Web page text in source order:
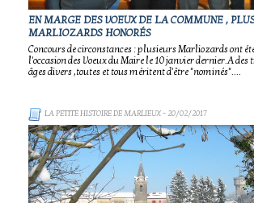
EN MARGE DES VOEUX DE LA COMMUNE ,
MARLIOZARDS HONORÉS
Concours de circonstances : plusieurs Marliozards ont
l'occasion des Voeux du Maire le 10 janvier dernier.A des
âges divers ,toutes et tous méritent d'être "nominés"....
LA PETITE HISTOIRE DE MARLIEUX- 20/02/2017